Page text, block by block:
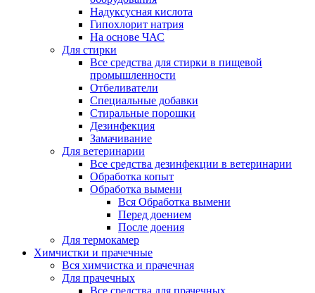
Надуксусная кислота
Гипохлорит натрия
На основе ЧАС
Для стирки
Все средства для стирки в пищевой
промышленности
Отбеливатели
Специальные добавки
Стиральные порошки
Дезинфекция
Замачивание
Для ветеринарии
Все средства дезинфекции в ветеринарии
Обработка копыт
Обработка вымени
Вся Обработка вымени
Перед доением
После доения
Для термокамер
Химчистки и прачечные
Вся химчистка и прачечная
Для прачечных
Все средства для прачечных